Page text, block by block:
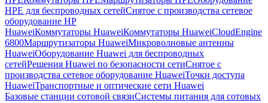
HPE для беспроводных сетейСнятое с производства сетевое
оборудование HP
HuaweiКоммутаторы HuaweiКоммутаторы HuaweiCloudEngine
6800Маршрутизаторы HuaweiМикроволновые антенны
HuaweiОборудование Huawei для беспроводных
сетейРешения Huawei по безопасности сетиСнятое с
производства сетевое оборудование HuaweiТочки доступа
HuaweiТранспортные и оптические сети Huawei
Базовые станции сотовой связиСистемы питания для сотовых